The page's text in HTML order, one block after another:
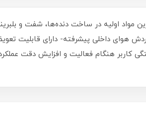
بالغ بر 11000 دور در دقیقه- استفاده از بهترین مواد اولیه در ساخت
هوای داخلی پیشرفته- دارای قابلیت
هنگام فعالیت و افزایش دقت